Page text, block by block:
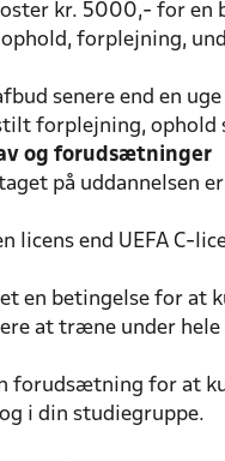
kr. 5000,- for en
forplejning,
senere end en
forplejning,
og forudsætninger
på uddannelsen
licens end UEFA C-
en betingelse for at
at træne under hele
forudsætning for at
i din studiegruppe.